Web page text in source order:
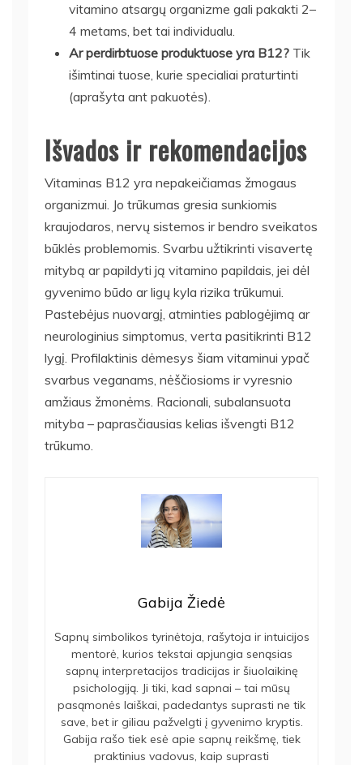
vitamino atsargų organizme gali pakakti 2–
4 metams, bet tai individualu.
Ar perdirbtuose produktuose yra B12? Tik
išimtinai tuose, kurie specialiai praturtinti
(aprašyta ant pakuotės).
Išvados ir rekomendacijos
Vitaminas B12 yra nepakeičiamas žmogaus
organizmui. Jo trūkumas gresia sunkiomis
kraujodaros, nervų sistemos ir bendro sveikatos
būklės problemomis. Svarbu užtikrinti visavertę
mitybą ar papildyti ją vitamino papildais, jei dėl
gyvenimo būdo ar ligų kyla rizika trūkumui.
Pastebėjus nuovargį, atminties pablogėjimą ar
neurologinius simptomus, verta pasitikrinti B12
lygį. Profilaktinis dėmesys šiam vitaminui ypač
svarbus veganams, nėščiosioms ir vyresnio
amžiaus žmonėms. Racionali, subalansuota
mityba – paprasčiausias kelias išvengti B12
trūkumo.
Gabija Žiedė
Sapnų simbolikos tyrinėtoja, rašytoja ir intuicijos
mentorė, kurios tekstai apjungia senąsias
sapnų interpretacijos tradicijas ir šiuolaikinę
psichologiją. Ji tiki, kad sapnai – tai mūsų
pasąmonės laiškai, padedantys suprasti ne tik
save, bet ir giliau pažvelgti į gyvenimo kryptis.
Gabija rašo tiek esė apie sapnų reikšmę, tiek
praktinius vadovus, kaip suprasti